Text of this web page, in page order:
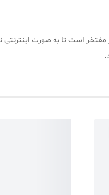
بسیار مفتخر است تا به صورت